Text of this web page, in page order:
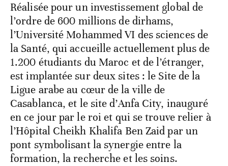
Réalisée pour un investissement global de
l’ordre de 600 millions de dirhams,
l’Université Mohammed VI des sciences de
la Santé, qui accueille actuellement plus de
1.200 étudiants du Maroc et de l’étranger,
est implantée sur deux sites : le Site de la
Ligue arabe au cœur de la ville de
Casablanca, et le site d’Anfa City, inauguré
en ce jour par le roi et qui se trouve relier à
l’Hôpital Cheikh Khalifa Ben Zaid par un
pont symbolisant la synergie entre la
formation, la recherche et les soins.